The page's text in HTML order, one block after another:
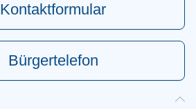
Kontaktformular
Bürgertelefon